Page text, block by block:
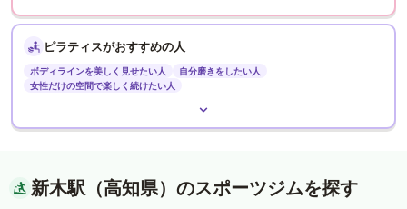
ピラティスがおすすめの人
ボディラインを美しく見せたい人
自分磨きをしたい人
女性だけの空間で楽しく続けたい人
新木駅（高知県）のスポーツジムを探す